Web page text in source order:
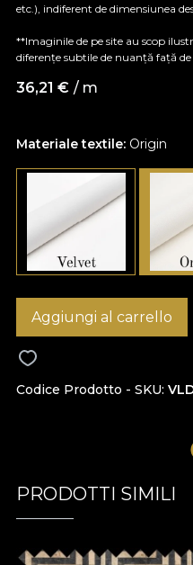
Materiale textile: Origin
etc.), indiferent de dimensiunea
**Imaginile de pe site au scop
diferențe subtile de nuanță față
36,21 € / m
Codice Prodotto - SKU
Aggiungi al carrello
PRODOTTI SIMILI